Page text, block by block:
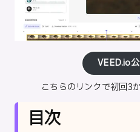
VEED.io
こちらのリンクで初回3
目次